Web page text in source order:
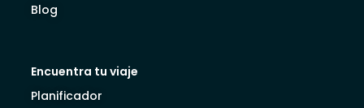
Blog
Encuentra tu viaje
Planificador